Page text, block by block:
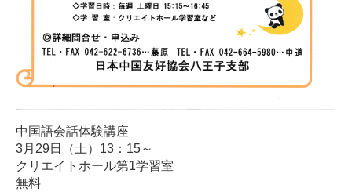
中国語会話体験講座
3月29日（土）13：15～
クリエイトホール第1学習室
無料